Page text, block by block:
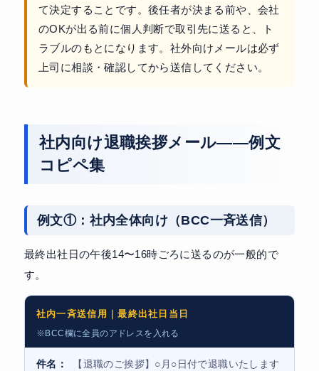
て決定することです。後任者が決まる前や、会社
のOKが出る前に個人判断で取引先に送ると、ト
ラブルのもとになります。社外向けメールは必ず
上司に相談・確認してから送信してください。
社内向け退職挨拶メール——例文
コピペ集
例文①：社内全体向け（BCC一斉送信）
最終出社日の午後14〜16時ごろに送るのが一般的で
す。
社内一斉送信用｜最終出社日当日
※BCC欄に全員のアドレスを入れる
件名： 【退職のご挨拶】○月○日付で退職いたします